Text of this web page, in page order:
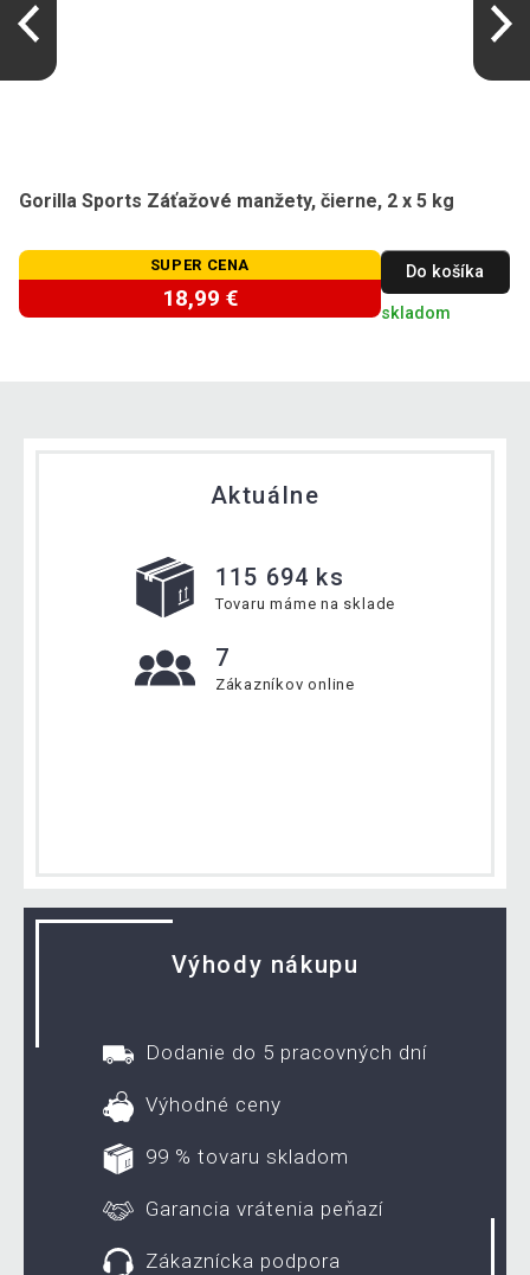
Gorilla Sports Záťažové manžety, čierne, 2 x 5 kg
SUPER CENA
18,99 €
Do košíka
skladom
Aktuálne
115 694 ks
Tovaru máme na sklade
7
Zákazníkov online
Výhody nákupu
Dodanie do 5 pracovných dní
Výhodné ceny
99 % tovaru skladom
Garancia vrátenia peňazí
Zákaznícka podpora